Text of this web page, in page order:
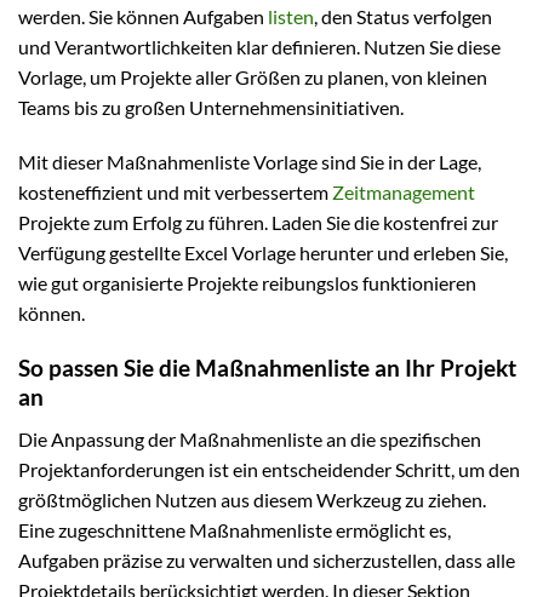
werden. Sie können Aufgaben listen , den Status verfolgen
und Verantwortlichkeiten klar definieren. Nutzen Sie diese
Vorlage, um Projekte aller Größen zu planen, von kleinen
Teams bis zu großen Unternehmensinitiativen.
Mit dieser Maßnahmenliste Vorlage sind Sie in der Lage,
kosteneffizient und mit verbessertem Zeitmanagement
Projekte zum Erfolg zu führen. Laden Sie die kostenfrei zur
Verfügung gestellte Excel Vorlage herunter und erleben Sie,
wie gut organisierte Projekte reibungslos funktionieren
können.
So passen Sie die Maßnahmenliste an Ihr Projekt
an
Die Anpassung der Maßnahmenliste an die spezifischen
Projektanforderungen ist ein entscheidender Schritt, um den
größtmöglichen Nutzen aus diesem Werkzeug zu ziehen.
Eine zugeschnittene Maßnahmenliste ermöglicht es,
Aufgaben präzise zu verwalten und sicherzustellen, dass alle
Projektdetails berücksichtigt werden. In dieser Sektion